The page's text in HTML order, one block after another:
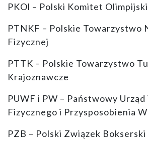
PKOl – Polski Komitet Olimpijski
PTNKF – Polskie Towarzystwo
Fizycznej
PTTK – Polskie Towarzystwo
Krajoznawcze
PUWF i PW – Państwowy
Fizycznego i Przysposobienia
PZB – Polski Związek Bokserski